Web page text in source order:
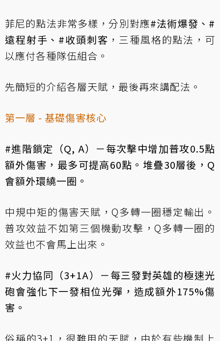
菲尼的點法非常多樣，分別對應#法術爆發、#
遠程射手、#收頭刺客 ，三種風格的點法，可
以應付各種隊伍組合。
先簡短的介紹各層天賦，最後再來講配法。
第一層 - 基礎傷害核心
#進階鎖定（Q, A）－每次擊中增加普攻0.5點
額外傷害，最多可提高60點。堆疊30層後，Q
會額外環繞一圈。
中規中矩的傷害天賦，Q多轉一圈穩定輸出。
普攻效益不如第三個機動攻擊，Q多轉一圈的
效益也不會馬上出來。
#火力協同（3+1A）－每三發對英雄的極速光
砲會強化下一發相位光彈，造成額外175%傷
害。
俗稱的3+1，很難用的天賦，由於有些機制上